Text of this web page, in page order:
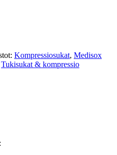
Kompressiosukat, Medisox
Tukisukat & kompressio